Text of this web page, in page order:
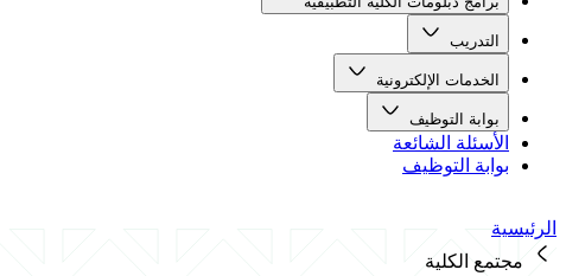
التدريب
الخدمات الإلكترونية
بوابة التوظيف
الأسئلة الشائعة
بوابة التوظيف
الرئيسية
مجتمع الكلية